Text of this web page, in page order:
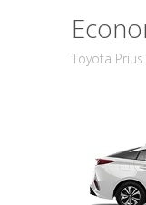
Toyota